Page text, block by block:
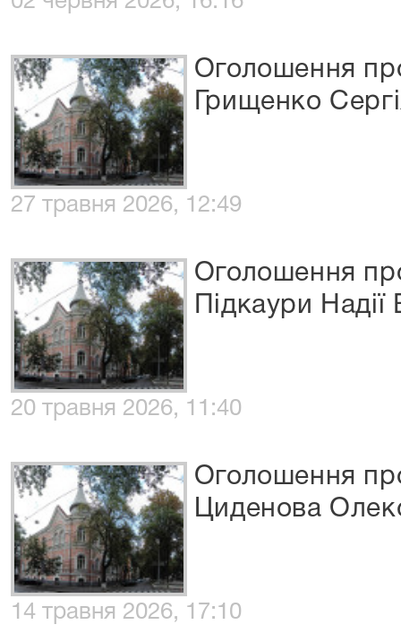
Оголошення
Грищенко
27 травня 2026, 12:49
Оголошення
Підкаури
20 травня 2026, 11:40
Оголошення
Циденова
14 травня 2026, 17:10